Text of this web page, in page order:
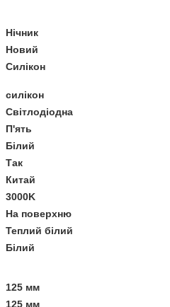
Нічник
Новий
Силікон
силікон
Світлодіодна
П'ять
Білий
Так
Китай
3000K
На поверхню
Теплий білий
Білий
125 мм
125 мм